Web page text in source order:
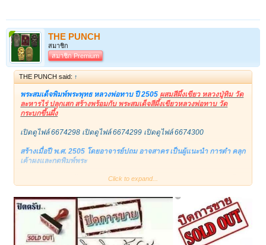
THE PUNCH
สมาชิก
สมาชิก Premium
THE PUNCH said: ↑
พระสมเด็จพิมพ์พระพุทธ หลวงพ่อทาบ ปี 2505ผสมสีผึ้งเขียว หลวงปู่ทิม วัด
ละหารไร่ ปลุกเสก สร้างพร้อมกับ พระสมเด็จสีผึ้งเขียวหลวงพ่อทาบ วัด
กระบกขึ้นผึ้ง
เปิดดูไฟล์ 6674298 เปิดดูไฟล์ 6674299 เปิดดูไฟล์ 6674300
สร้างเมื่อปี พ.ศ. 2505 โดยอาจารย์ปถม อาจสาคร เป็นผู้แนะนำ การตำ คลุก
เค้าผงและกดพิมพ์พระ
ลักษณะ เป็นพระเนื้อผงผสมสีผึ้งเขียว สีดำเข้ม พิมพ์ใหญ่และพิมพ์เล็ก มีทั้ง
พุทธคุณ อานุภาพสุดยอดด้านเสน่ห์เมตตามหานิยม คงกระพัน แคล้วคลาด
และโชคลาภค้าขาย
Click to expand...